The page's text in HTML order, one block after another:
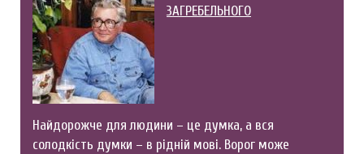
ЗАГРЕБЕЛЬНОГО
Найдорожче для людини – це думка, а вся
солодкість думки – в рідній мові. Ворог може